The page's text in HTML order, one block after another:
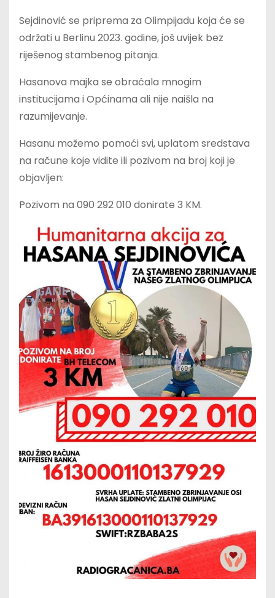
Sejdinović se priprema za Olimpijadu koja će se
održati u Berlinu 2023. godine, još uvijek bez
riješenog stambenog pitanja.
Hasanova majka se obraćala mnogim
institucijama i Općinama ali nije naišla na
razumijevanje.
Hasanu možemo pomoći svi, uplatom sredstava
na račune koje vidite ili pozivom na broj koji je
objavljen:
Pozivom na 090 292 010 donirate 3 KM.